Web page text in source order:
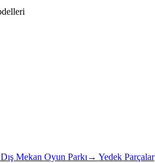
Dış Mekan Oyun Parkı→ Yedek Parçalar